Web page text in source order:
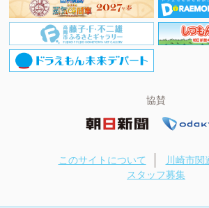
協賛
このサイトについて
川崎市関
スタッフ募集